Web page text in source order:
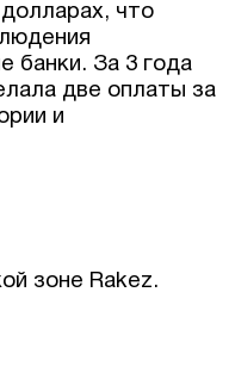
что
банки. За 3 года
две оплаты за
и
зоне Rakez.